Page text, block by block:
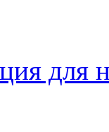
для